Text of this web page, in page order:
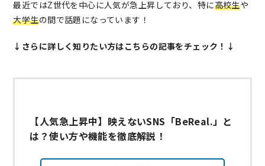
最近ではZ世代を中心に人気が急上昇しており、特に高校生や
大学生の間で話題になっています！
↓さらに詳しく知りたい方はこちらの記事をチェック！↓
【人気急上昇中】映えないSNS「BeReal.」と
は？使い方や機能を徹底解説！